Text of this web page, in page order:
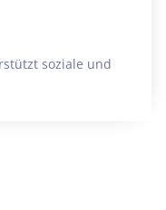
soziale und